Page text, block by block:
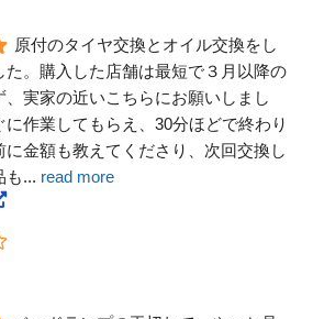
原付のタイヤ交換とオイル交換をし
た。購入した店舗は最短で３月以降の
、実家の近いこちらにお願いしまし
に作業してもらえ、30分ほどで終わり
に金額も教えてくださり、次回交換し
も... read more